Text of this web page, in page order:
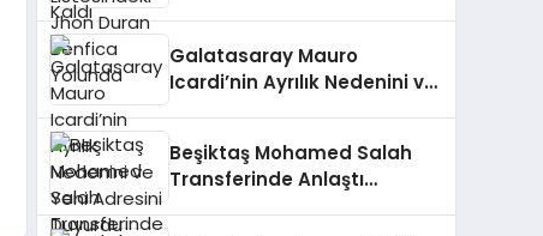
Galatasaray Mauro
Icardi’nin Ayrılık Nedenini ve
Beşiktaş Mohamed Salah
Transferinde Anlaştı